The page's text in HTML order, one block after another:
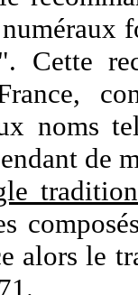
Cette
noms
de
alors le